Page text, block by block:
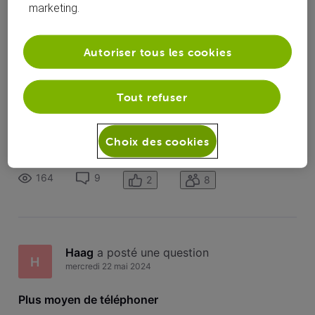
Selected
Toutesles
activités
Haag
H Plus moyen de téléphoner
Bonjour, Plus moyen de téléphoner depuis ce matin... Et
donc pas moyen non plus de joindre l'assistance voo...
quelqu'un d'autre dans le cas ? Merci
164 9 2 8
H
Haag a posté une question
mercredi 22 mai 2024
Plus moyen de téléphoner
marketing.
Tout refuser
Autoriser tous les cookies
Choix des cookies